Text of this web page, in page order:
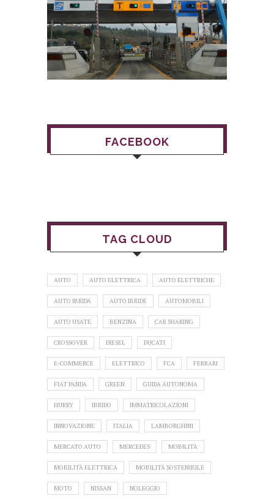
FACEBOOK
TAG CLOUD
AUTO AUTO ELETTRICA AUTO ELETTRICHE
AUTO IBRIDA AUTO IBRIDE AUTOMOBILI
AUTO USATE BENZINA CAR SHARING
CROSSOVER DIESEL DUCATI
E-COMMERCE ELETTRICO FCA FERRARI
FIAT PANDA GREEN GUIDA AUTONOMA
HURRY IBRIDO IMMATRICOLAZIONI
INNOVAZIONE ITALIA LAMBORGHINI
MERCATO AUTO MERCEDES MOBILITÀ
MOBILITÀ ELETTRICA MOBILITÀ SOSTENIBILE
MOTO NISSAN NOLEGGIO